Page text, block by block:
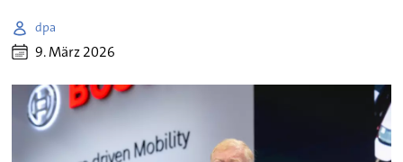
dpa
9. März 2026